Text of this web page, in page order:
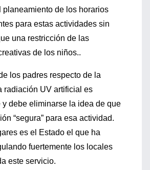
planeamiento de los horarios
para estas actividades sin
una restricción de las
de los niños..
los padres respecto de la
radiación UV artificial es
debe eliminarse la idea de que
“segura” para esa actividad.
es el Estado el que ha
fuertemente los locales
este servicio.